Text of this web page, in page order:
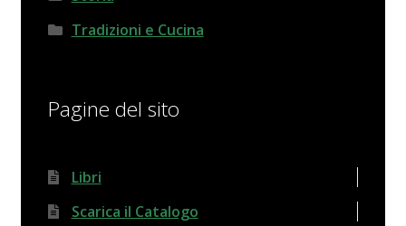
Tradizioni e Cucina
Pagine del sito
Libri
Scarica il Catalogo